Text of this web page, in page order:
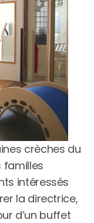
crèches du
familles
intéressés
la directrice,
d’un buffet